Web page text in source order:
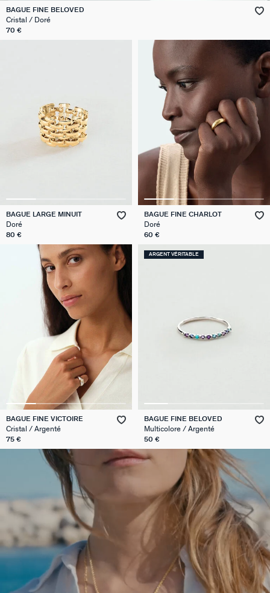
BAGUE FINE BELOVED
Cristal / Doré
70 €
BAGUE LARGE MINUIT
Doré
80 €
BAGUE FINE CHARLOT
Doré
60 €
BAGUE FINE VICTOIRE
Cristal / Argenté
75 €
ARGENT VÉRITABLE
BAGUE FINE BELOVED
Multicolore / Argenté
50 €